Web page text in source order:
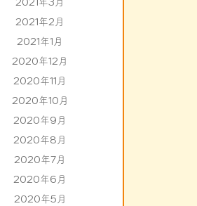
2021年2月
2021年1月
2020年12月
2020年11月
2020年10月
2020年9月
2020年8月
2020年7月
2020年6月
2020年5月